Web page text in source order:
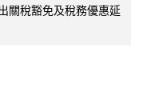
關稅豁免及稅務優惠延